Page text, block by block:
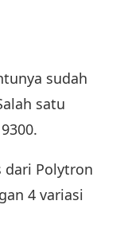
sudah
satu
dari Polytron
4 variasi